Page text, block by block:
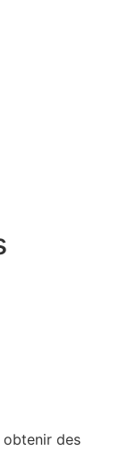
des